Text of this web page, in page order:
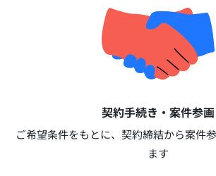
契約手続き・案件参画​​
ご希望条件をもとに、契約締結から案件
ます​​